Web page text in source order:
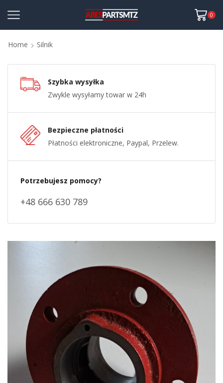
0
Home Silnik
Szybka wysyłka
Zwykle wysyłamy towar w 24h
Bezpieczne płatności
Płatności elektroniczne, Paypal, Przelew.
Potrzebujesz pomocy?
+48 666 630 789